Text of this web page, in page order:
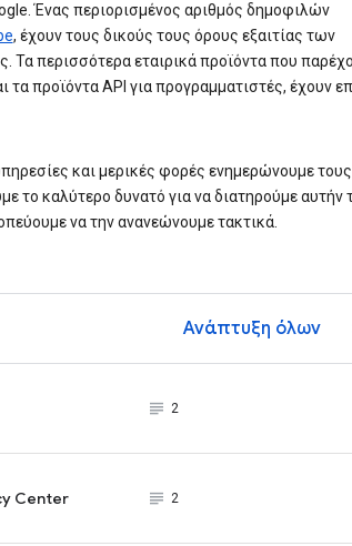
Ένας περιορισμένος αριθμός δημοφιλών
, έχουν τους δικούς τους όρους εξαιτίας των
Τα περισσότερα εταιρικά προϊόντα που
προϊόντα API για προγραμματιστές, έχουν
και μερικές φορές ενημερώνουμε
το καλύτερο δυνατό για να διατηρούμε αυτήν
να την ανανεώνουμε τακτικά.
Ανάπτυξη όλων
subject_black
2
Center subject_black
2